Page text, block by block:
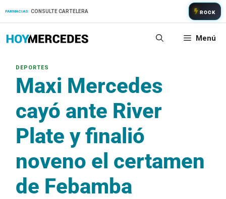
FARMACIAS: CONSULTE CARTELERA ROCK
Menú
Maxi Mercedes
cayó ante River
Plate y finalió
noveno el certamen
de Febamba